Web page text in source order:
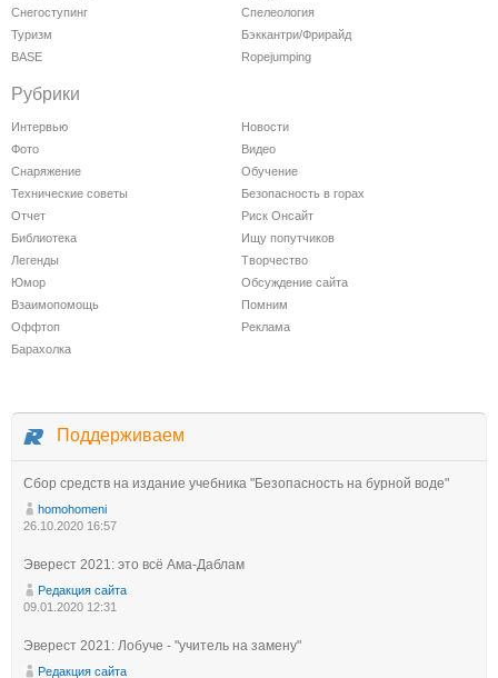
Снегоступинг
Спелеология
Туризм
Бэккантри/Фрирайд
BASE
Ropejumping
Рубрики
Интервью
Новости
Фото
Видео
Снаряжение
Обучение
Технические советы
Безопасность в горах
Отчет
Риск Онсайт
Библиотека
Ищу попутчиков
Легенды
Творчество
Юмор
Обсуждение сайта
Взаимопомощь
Помним
Оффтоп
Реклама
Барахолка
Поддерживаем
Сбор средств на издание учебника "Безопасность на бурной воде"
homohomeni
26.10.2020 16:57
Эверест 2021: это всё Ама-Даблам
Редакция сайта
09.01.2020 12:31
Эверест 2021: Лобуче - "учитель на замену"
Редакция сайта